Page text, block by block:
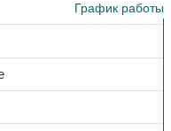
График работы
брезентовый, 480г/м2